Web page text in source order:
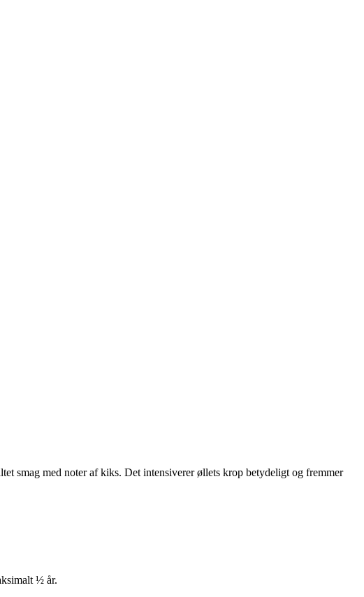
smag med noter af kiks. Det intensiverer øllets krop betydeligt og fremmer
½ år.